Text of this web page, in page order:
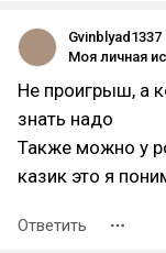
Gvinblyad1337
Моя личная
Не проигрыш, а
знать надо
Также можно у
казик это я
Ответить